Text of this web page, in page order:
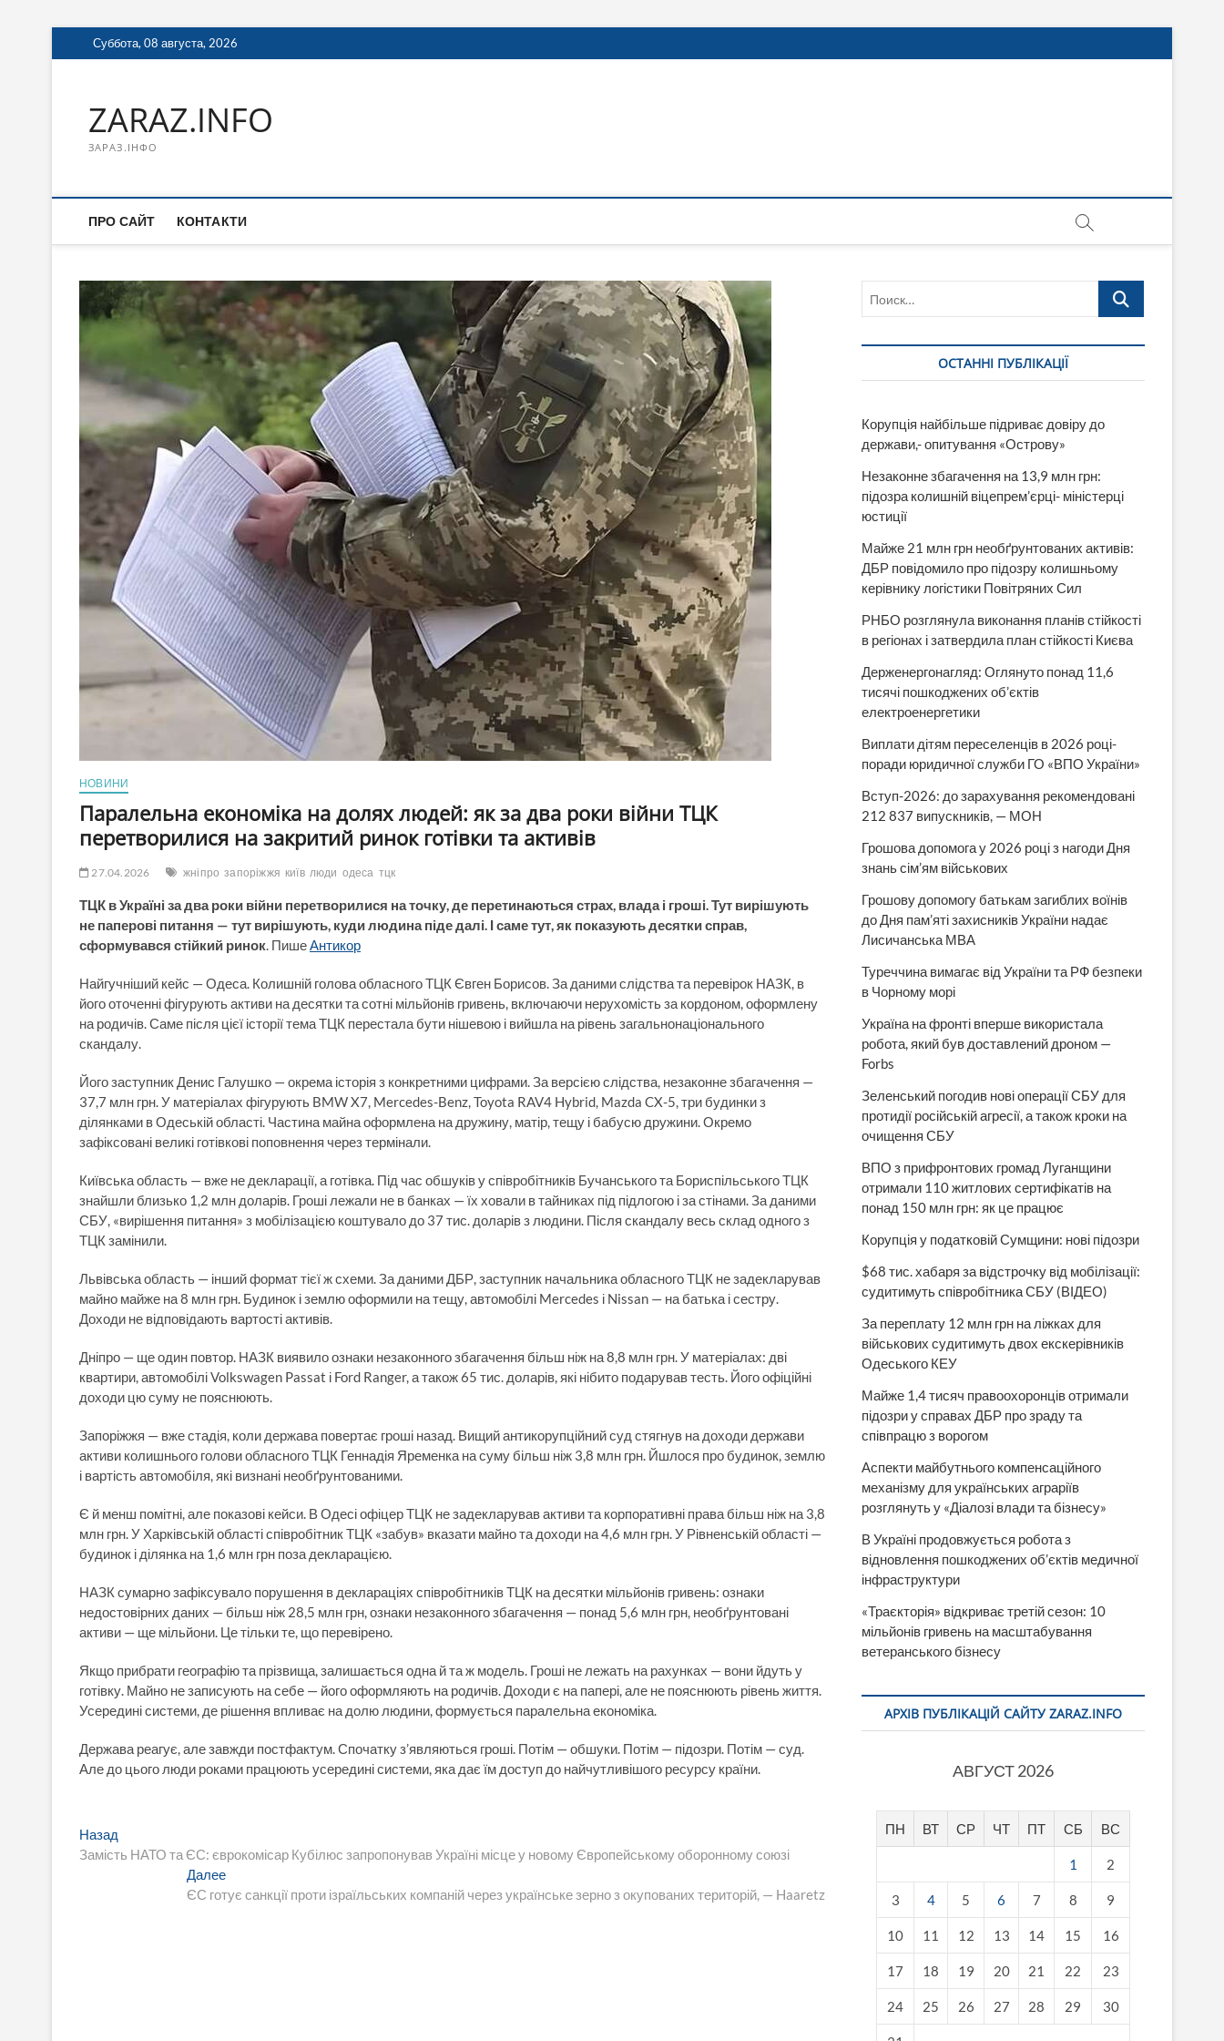
Перейти
к
Суббота, 08 августа, 2026
ZARAZ.INFO
ЗАРАЗ.ІНФО
ПРО САЙТ КОНТАКТИ
НОВИНИ
Паралельна економіка на долях людей: як за два роки війни ТЦК
перетворилися на закритий ринок готівки та активів
27.04.2026 жніпро запоріжжя київ люди одеса тцк
ТЦК в Україні за два роки війни перетворилися на точку, де перетинаються страх, влада і гроші. Тут вирішують
не паперові питання — тут вирішують, куди людина піде далі. І саме тут, як показують десятки справ,
сформувався стійкий ринок. ПишеАнтикор
Найгучніший кейс — Одеса. Колишній голова обласного ТЦК Євген Борисов. За даними слідства та перевірок НАЗК, в
його оточенні фігурують активи на десятки та сотні мільйонів гривень, включаючи нерухомість за кордоном, оформлену
на родичів. Саме після цієї історії тема ТЦК перестала бути нішевою і вийшла на рівень загальнонаціонального
скандалу.
Його заступник Денис Галушко — окрема історія з конкретними цифрами. За версією слідства, незаконне збагачення —
37,7 млн грн. У матеріалах фігурують BMW X7, Mercedes-Benz, Toyota RAV4 Hybrid, Mazda CX-5, три будинки з
ділянками в Одеській області. Частина майна оформлена на дружину, матір, тещу і бабусю дружини. Окремо
зафіксовані великі готівкові поповнення через термінали.
Київська область — вже не декларації, а готівка. Під час обшуків у співробітників Бучанського та Бориспільського ТЦК
знайшли близько 1,2 млн доларів. Гроші лежали не в банках — їх ховали в тайниках під підлогою і за стінами. За даними
СБУ, «вирішення питання» з мобілізацією коштувало до 37 тис. доларів з людини. Після скандалу весь склад одного з
ТЦК замінили.
Львівська область — інший формат тієї ж схеми. За даними ДБР, заступник начальника обласного ТЦК не задекларував
майно майже на 8 млн грн. Будинок і землю оформили на тещу, автомобілі Mercedes і Nissan — на батька і сестру.
Доходи не відповідають вартості активів.
Дніпро — ще один повтор. НАЗК виявило ознаки незаконного збагачення більш ніж на 8,8 млн грн. У матеріалах: дві
квартири, автомобілі Volkswagen Passat і Ford Ranger, а також 65 тис. доларів, які нібито подарував тесть. Його офіційні
доходи цю суму не пояснюють.
Запоріжжя — вже стадія, коли держава повертає гроші назад. Вищий антикорупційний суд стягнув на доходи держави
активи колишнього голови обласного ТЦК Геннадія Яременка на суму більш ніж 3,8 млн грн. Йшлося про будинок, землю
і вартість автомобіля, які визнані необґрунтованими.
Є й менш помітні, але показові кейси. В Одесі офіцер ТЦК не задекларував активи та корпоративні права більш ніж на 3,8
млн грн. У Харківській області співробітник ТЦК «забув» вказати майно та доходи на 4,6 млн грн. У Рівненській області —
будинок і ділянка на 1,6 млн грн поза декларацією.
НАЗК сумарно зафіксувало порушення в деклараціях співробітників ТЦК на десятки мільйонів гривень: ознаки
недостовірних даних — більш ніж 28,5 млн грн, ознаки незаконного збагачення — понад 5,6 млн грн, необґрунтовані
активи — ще мільйони. Це тільки те, що перевірено.
Якщо прибрати географію та прізвища, залишається одна й та ж модель. Гроші не лежать на рахунках — вони йдуть у
готівку. Майно не записують на себе — його оформляють на родичів. Доходи є на папері, але не пояснюють рівень життя.
Усередині системи, де рішення впливає на долю людини, формується паралельна економіка.
Держава реагує, але завжди постфактум. Спочатку з’являються гроші. Потім — обшуки. Потім — підозри. Потім — суд.
Але до цього люди роками працюють усередині системи, яка дає їм доступ до найчутливішого ресурсу країни.
Навигация
по
Назад
запись:
Замість НАТО та ЄС: єврокомісар Кубілюс запропонував Україні місце у новому Європейському оборонному союзі
ДалееСледующая
запись:
ЄС готує санкції проти ізраїльських компаній через українське зерно з окупованих територій, — Haaretz
Поиск…
ОСТАННІ ПУБЛІКАЦІЇ
Корупція найбільше підриває довіру до
держави,- опитування «Острову»
Незаконне збагачення на 13,9 млн грн:
підозра колишній віцепрем’єрці- міністерці
юстиції
Майже 21 млн грн необґрунтованих активів:
ДБР повідомило про підозру колишньому
керівнику логістики Повітряних Сил
РНБО розглянула виконання планів стійкості
в регіонах і затвердила план стійкості Києва
Держенергонагляд: Оглянуто понад 11,6
тисячі пошкоджених об’єктів
електроенергетики
Виплати дітям переселенців в 2026 році-
поради юридичної служби ГО «ВПО України»
Вступ-2026: до зарахування рекомендовані
212 837 випускників, — МОН
Грошова допомога у 2026 році з нагоди Дня
знань сім’ям військових
Грошову допомогу батькам загиблих воїнів
до Дня пам’яті захисників України надає
Лисичанська МВА
Туреччина вимагає від України та РФ безпеки
в Чорному морі
Україна на фронті вперше використала
робота, який був доставлений дроном —
Forbs
Зеленський погодив нові операції СБУ для
протидії російській агресії, а також кроки на
очищення СБУ
ВПО з прифронтових громад Луганщини
отримали 110 житлових сертифікатів на
понад 150 млн грн: як це працює
Корупція у податковій Сумщини: нові підозри
$68 тис. хабаря за відстрочку від мобілізації:
судитимуть співробітника СБУ (ВІДЕО)
За переплату 12 млн грн на ліжках для
військових судитимуть двох екскерівників
Одеського КЕУ
Майже 1,4 тисяч правоохоронців отримали
підозри у справах ДБР про зраду та
співпрацю з ворогом
Аспекти майбутнього компенсаційного
механізму для українських аграріїв
розглянуть у «Діалозі влади та бізнесу»
В Україні продовжується робота з
відновлення пошкоджених об’єктів медичної
інфраструктури
«Траєкторія» відкриває третій сезон: 10
мільйонів гривень на масштабування
ветеранського бізнесу
АРХІВ ПУБЛІКАЦІЙ САЙТУ ZARAZ.INFO
АВГУСТ 2026
ПН ВТ СР ЧТ ПТ СБ ВС
1 2
3 4 5 6 7 8 9
10 11 12 13 14 15 16
17 18 19 20 21 22 23
24 25 26 27 28 29 30